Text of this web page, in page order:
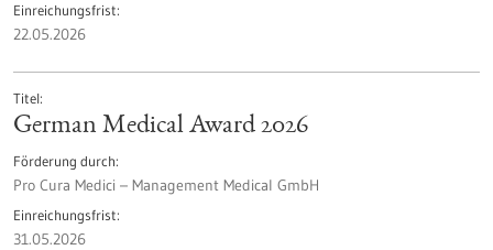
Einreichungsfrist
22.05.2026
Titel
German Medical Award 2026
Förderung durch
Pro Cura Medici – Management Medical GmbH
Einreichungsfrist
31.05.2026